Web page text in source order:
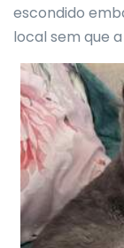
escondido
local sem que